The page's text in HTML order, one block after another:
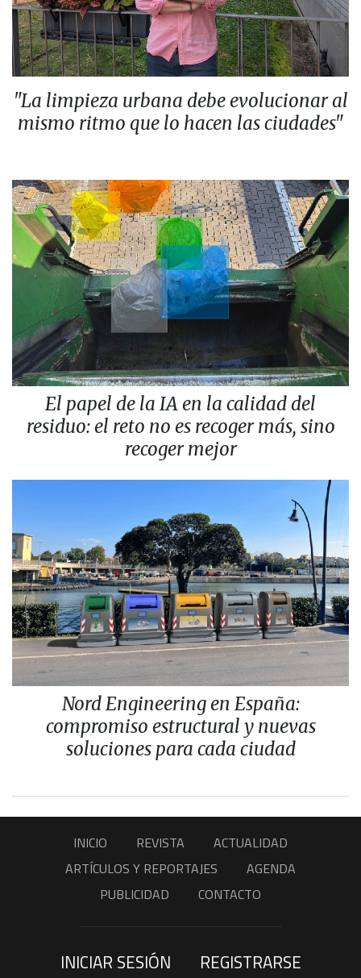
"La limpieza urbana debe evolucionar al
mismo ritmo que lo hacen las ciudades"
El papel de la IA en la calidad del
residuo: el reto no es recoger más, sino
recoger mejor
Nord Engineering en España:
compromiso estructural y nuevas
soluciones para cada ciudad
INICIO REVISTA
ACTUALIDAD
ARTÍCULOS Y REPORTAJES
AGENDA
PUBLICIDAD
CONTACTO
INICIAR SESIÓN REGISTRARSE